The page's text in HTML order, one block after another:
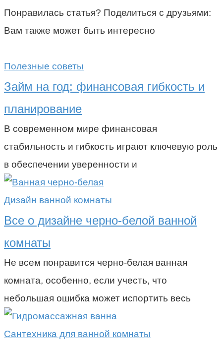
Понравилась статья? Поделиться с друзьями:
Вам также может быть интересно
Полезные советы
Займ на год: финансовая гибкость и
планирование
В современном мире финансовая
стабильность и гибкость играют ключевую роль
в обеспечении уверенности и
Дизайн ванной комнаты
Все о дизайне черно-белой ванной
комнаты
Не всем понравится черно-белая ванная
комната, особенно, если учесть, что
небольшая ошибка может испортить весь
Сантехника для ванной комнаты